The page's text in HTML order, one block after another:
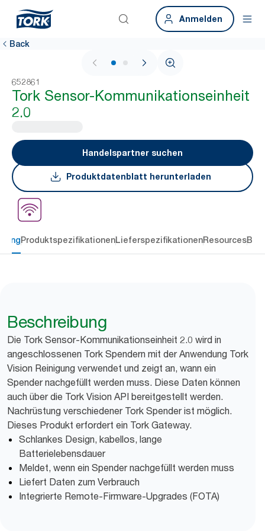
Anmelden
Back
1 / 2
652861
Tork Sensor-Kommunikationseinheit
2.0
Handelspartner suchen
Produktdatenblatt herunterladen
ProduktspezifikationenLieferspezifikationenResources
Beschreibung
Die Tork Sensor-Kommunikationseinheit 2.0 wird in
angeschlossenen Tork Spendern mit der Anwendung Tork
Vision Reinigung verwendet und zeigt an, wann ein
Spender nachgefüllt werden muss. Diese Daten können
auch über die Tork Vision API bereitgestellt werden.
Nachrüstung verschiedener Tork Spender ist möglich.
Dieses Produkt erfordert ein Tork Gateway.
Schlankes Design, kabellos, lange
Batterielebensdauer
Meldet, wenn ein Spender nachgefüllt werden muss
Liefert Daten zum Verbrauch
Integrierte Remote-Firmware-Upgrades (FOTA)